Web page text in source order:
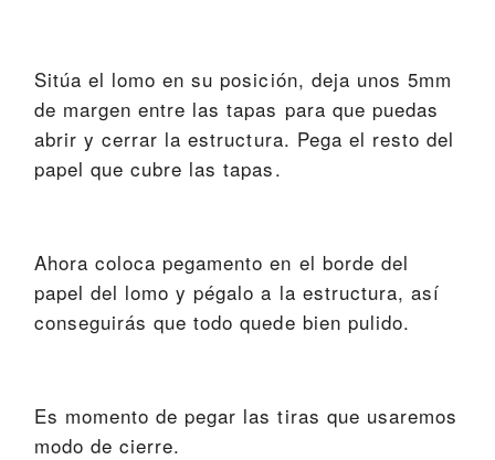
Sitúa el lomo en su posición, deja unos 5mm
de margen entre las tapas para que puedas
abrir y cerrar la estructura. Pega el resto del
papel que cubre las tapas.
Ahora coloca pegamento en el borde del
papel del lomo y pégalo a la estructura, así
conseguirás que todo quede bien pulido.
Es momento de pegar las tiras que usaremos
modo de cierre.